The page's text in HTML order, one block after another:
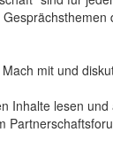
mit und
Inhalte lesen